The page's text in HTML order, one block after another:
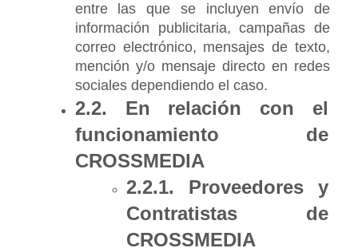
entre las que se incluyen envío de
información publicitaria, campañas de
correo electrónico, mensajes de texto,
mención y/o mensaje directo en redes
sociales dependiendo el caso.
2.2. En relación con el
funcionamiento de
CROSSMEDIA
2.2.1. Proveedores y
Contratistas de
CROSSMEDIA